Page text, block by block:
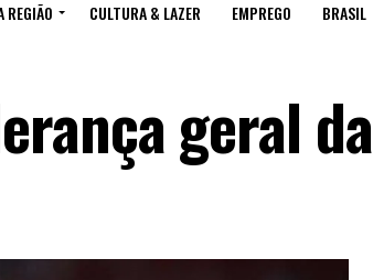
REGIÃO CULTURA & LAZER EMPREGO BRASIL
geral da